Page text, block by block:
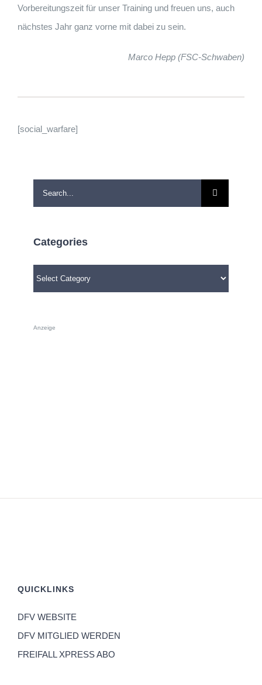
Vorbereitungszeit für unser Training und freuen uns, auch
nächstes Jahr ganz vorne mit dabei zu sein.
Marco Hepp (FSC-Schwaben)
[social_warfare]
Search
for:
Categories
Categories
Anzeige
QUICKLINKS
DFV WEBSITE
DFV MITGLIED WERDEN
FREIFALL XPRESS ABO